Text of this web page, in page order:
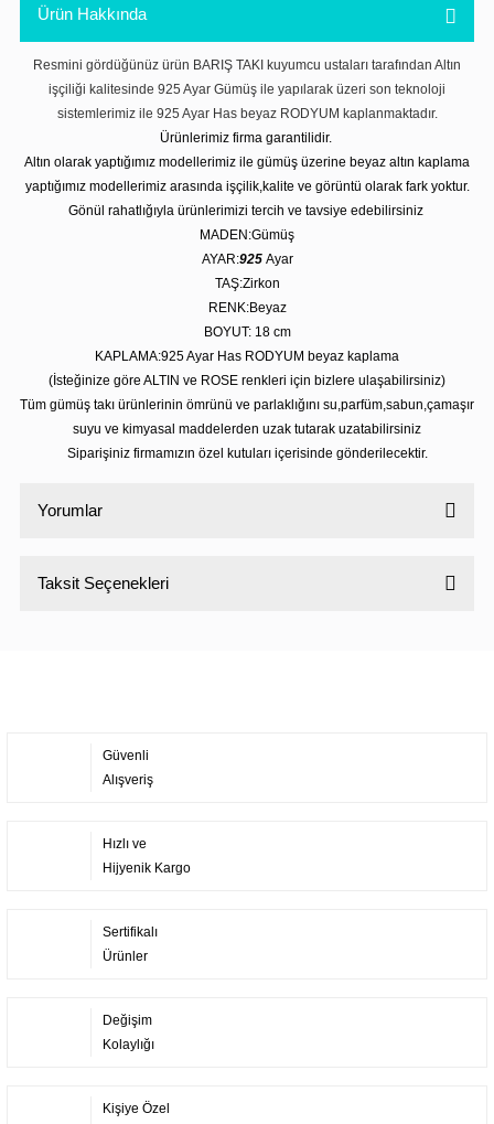
Ürün Hakkında
Resmini gördüğünüz ürün BARIŞ TAKI kuyumcu ustaları tarafından Altın
işçiliği kalitesinde 925 Ayar Gümüş ile yapılarak üzeri son teknoloji
sistemlerimiz ile 925 Ayar Has beyaz RODYUM kaplanmaktadır.
Ürünlerimiz firma garantilidir.
Altın olarak yaptığımız modellerimiz ile gümüş üzerine beyaz altın kaplama
yaptığımız modellerimiz arasında işçilik,kalite ve görüntü olarak fark yoktur.
Gönül rahatlığıyla ürünlerimizi tercih ve tavsiye edebilirsiniz
MADEN:Gümüş
AYAR:925 Ayar
TAŞ:Zirkon
RENK:Beyaz
BOYUT: 18 cm
KAPLAMA:925 Ayar Has RODYUM beyaz kaplama
(İsteğinize göre ALTIN ve ROSE renkleri için bizlere ulaşabilirsiniz)
Tüm gümüş takı ürünlerinin ömrünü ve parlaklığını su,parfüm,sabun,çamaşır
suyu ve kimyasal maddelerden uzak tutarak uzatabilirsiniz
Siparişiniz firmamızın özel kutuları içerisinde gönderilecektir.
Yorumlar
Taksit Seçenekleri
Güvenli
Alışveriş
Hızlı ve
Hijyenik Kargo
Sertifikalı
Ürünler
Değişim
Kolaylığı
Kişiye Özel